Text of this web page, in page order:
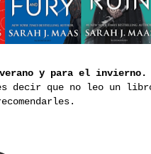
verano y para el invierno.
decir que no leo un